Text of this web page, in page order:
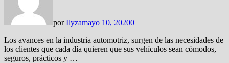
porIlyzamayo 10, 20200
Los avances en la industria automotriz, surgen de las necesidades de
los clientes que cada día quieren que sus vehículos sean cómodos,
seguros, prácticos y …